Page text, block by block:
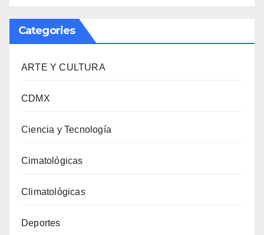
Categories
ARTE Y CULTURA
CDMX
Ciencia y Tecnología
Cimatológicas
Climatológicas
Deportes